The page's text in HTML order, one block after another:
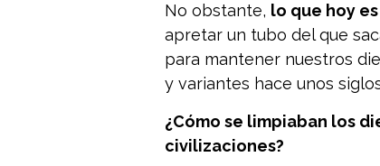
No obstante, lo que hoy
apretar un tubo del que
para mantener nuestros
y variantes hace unos
¿Cómo se limpiaban los
civilizaciones?